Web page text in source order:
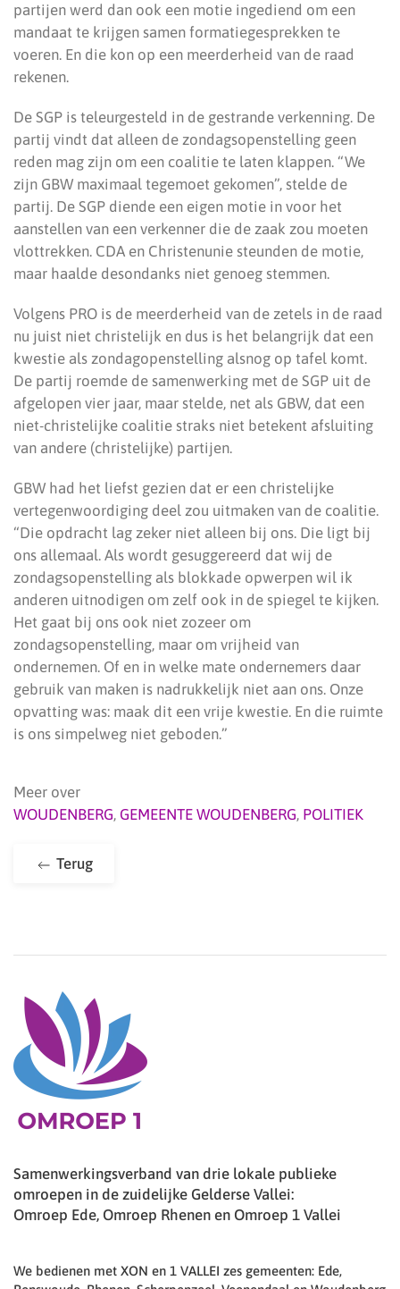
partijen werd dan ook een motie ingediend om een
mandaat te krijgen samen formatiegesprekken te
voeren. En die kon op een meerderheid van de raad
rekenen.
De SGP is teleurgesteld in de gestrande verkenning. De
partij vindt dat alleen de zondagsopenstelling geen
reden mag zijn om een coalitie te laten klappen. “We
zijn GBW maximaal tegemoet gekomen”, stelde de
partij. De SGP diende een eigen motie in voor het
aanstellen van een verkenner die de zaak zou moeten
vlottrekken. CDA en Christenunie steunden de motie,
maar haalde desondanks niet genoeg stemmen.
Volgens PRO is de meerderheid van de zetels in de raad
nu juist niet christelijk en dus is het belangrijk dat een
kwestie als zondagopenstelling alsnog op tafel komt.
De partij roemde de samenwerking met de SGP uit de
afgelopen vier jaar, maar stelde, net als GBW, dat een
niet-christelijke coalitie straks niet betekent afsluiting
van andere (christelijke) partijen.
GBW had het liefst gezien dat er een christelijke
vertegenwoordiging deel zou uitmaken van de coalitie.
“Die opdracht lag zeker niet alleen bij ons. Die ligt bij
ons allemaal. Als wordt gesuggereerd dat wij de
zondagsopenstelling als blokkade opwerpen wil ik
anderen uitnodigen om zelf ook in de spiegel te kijken.
Het gaat bij ons ook niet zozeer om
zondagsopenstelling, maar om vrijheid van
ondernemen. Of en in welke mate ondernemers daar
gebruik van maken is nadrukkelijk niet aan ons. Onze
opvatting was: maak dit een vrije kwestie. En die ruimte
is ons simpelweg niet geboden.”
Meer over
WOUDENBERG, GEMEENTE WOUDENBERG, POLITIEK
Terug
Samenwerkingsverband van drie lokale publieke
omroepen in de zuidelijke Gelderse Vallei:
Omroep Ede, Omroep Rhenen en Omroep 1 Vallei
We bedienen met XON en 1 VALLEI zes gemeenten: Ede,